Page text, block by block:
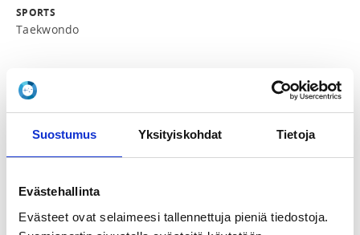
Suostumus Yksityiskohdat Tietoja
Evästehallinta
Evästeet ovat selaimeesi tallennettuja pieniä tiedostoja.
SPORTS
Taekwondo
Mo 27.5.2024 at 15:00 - Mo 3.6.2024 at 12:00
ADDITIONAL INFORMATION
Jung Hyun Cho
0403651419
INSTRUCTORS